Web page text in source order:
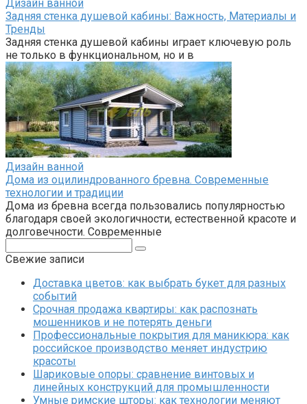
Дизайн ванной
Задняя стенка душевой кабины: Важность, Материалы и
Тренды
Задняя стенка душевой кабины играет ключевую роль
не только в функциональном, но и в
Дизайн ванной
Дома из оцилиндрованного бревна. Современные
технологии и традиции
Дома из бревна всегда пользовались популярностью
благодаря своей экологичности, естественной красоте и
долговечности. Современные
Свежие записи
Доставка цветов: как выбрать букет для разных
событий
Срочная продажа квартиры: как распознать
мошенников и не потерять деньги
Профессиональные покрытия для маникюра: как
российское производство меняет индустрию
красоты
Шариковые опоры: сравнение винтовых и
линейных конструкций для промышленности
Умные римские шторы: как технологии меняют